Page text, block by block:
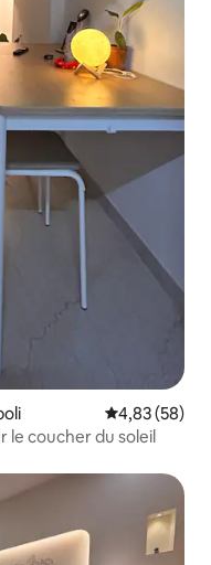
Évaluation
4,83 (58)
le coucher du soleil